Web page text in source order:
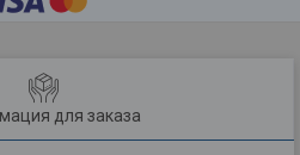
для заказа